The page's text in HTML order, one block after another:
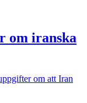
om iranska
om att Iran